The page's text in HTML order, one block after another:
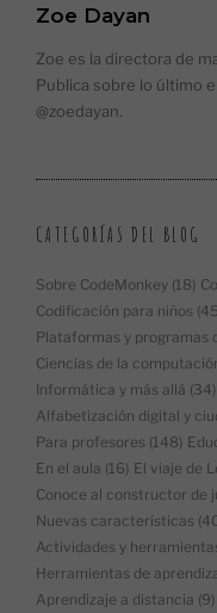
Zoe Dayan
Zoe es la directora de
Publica sobre lo último
@zoedayan.
CATEGORÍAS DEL BLOG
Sobre CodeMonkey (18)
Codificación para niños
Plataformas y programas
Ciencias de la
Informática y más allá (34)
Alfabetización digital y
Para profesores (148)
En el aula (16) El viaje de
Conoce al constructor de
Nuevas características
Actividades y
Herramientas de
Aprendizaje a distancia (9)